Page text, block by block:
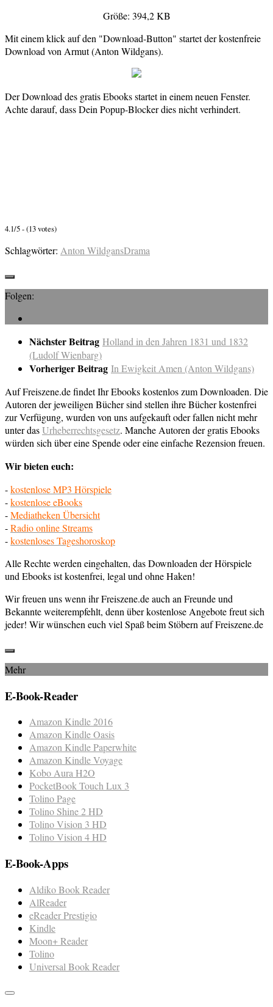
Größe: 394,2 KB
Mit einem klick auf den "Download-Button" startet der kostenfreie
Download von Armut (Anton Wildgans).
Der Download des gratis Ebooks startet in einem neuen Fenster.
Achte darauf, dass Dein Popup-Blocker dies nicht verhindert.
4.1/5 - (13 votes)
Schlagwörter: Anton WildgansDrama
Folgen:
Nächster Beitrag Holland in den Jahren 1831 und 1832
(Ludolf Wienbarg)
Vorheriger Beitrag In Ewigkeit Amen (Anton Wildgans)
Auf Freiszene.de findet Ihr Ebooks kostenlos zum Downloaden. Die
Autoren der jeweiligen Bücher sind stellen ihre Bücher kostenfrei
zur Verfügung, wurden von uns aufgekauft oder fallen nicht mehr
unter dasUrheberrechtsgesetz. Manche Autoren der gratis Ebooks
würden sich über eine Spende oder eine einfache Rezension freuen.
Wir bieten euch:
-kostenlose MP3 Hörspiele
-kostenlose eBooks
-Mediatheken Übersicht
-Radio online Streams
-kostenloses Tageshoroskop
Alle Rechte werden eingehalten, das Downloaden der Hörspiele
und Ebooks ist kostenfrei, legal und ohne Haken!
Wir freuen uns wenn ihr Freiszene.de auch an Freunde und
Bekannte weiterempfehlt, denn über kostenlose Angebote freut sich
jeder! Wir wünschen euch viel Spaß beim Stöbern auf Freiszene.de
Mehr
E-Book-Reader
Amazon Kindle 2016
Amazon Kindle Oasis
Amazon Kindle Paperwhite
Amazon Kindle Voyage
Kobo Aura H2O
PocketBook Touch Lux 3
Tolino Page
Tolino Shine 2 HD
Tolino Vision 3 HD
Tolino Vision 4 HD
E-Book-Apps
Aldiko Book Reader
AlReader
eReader Prestigio
Kindle
Moon+ Reader
Tolino
Universal Book Reader